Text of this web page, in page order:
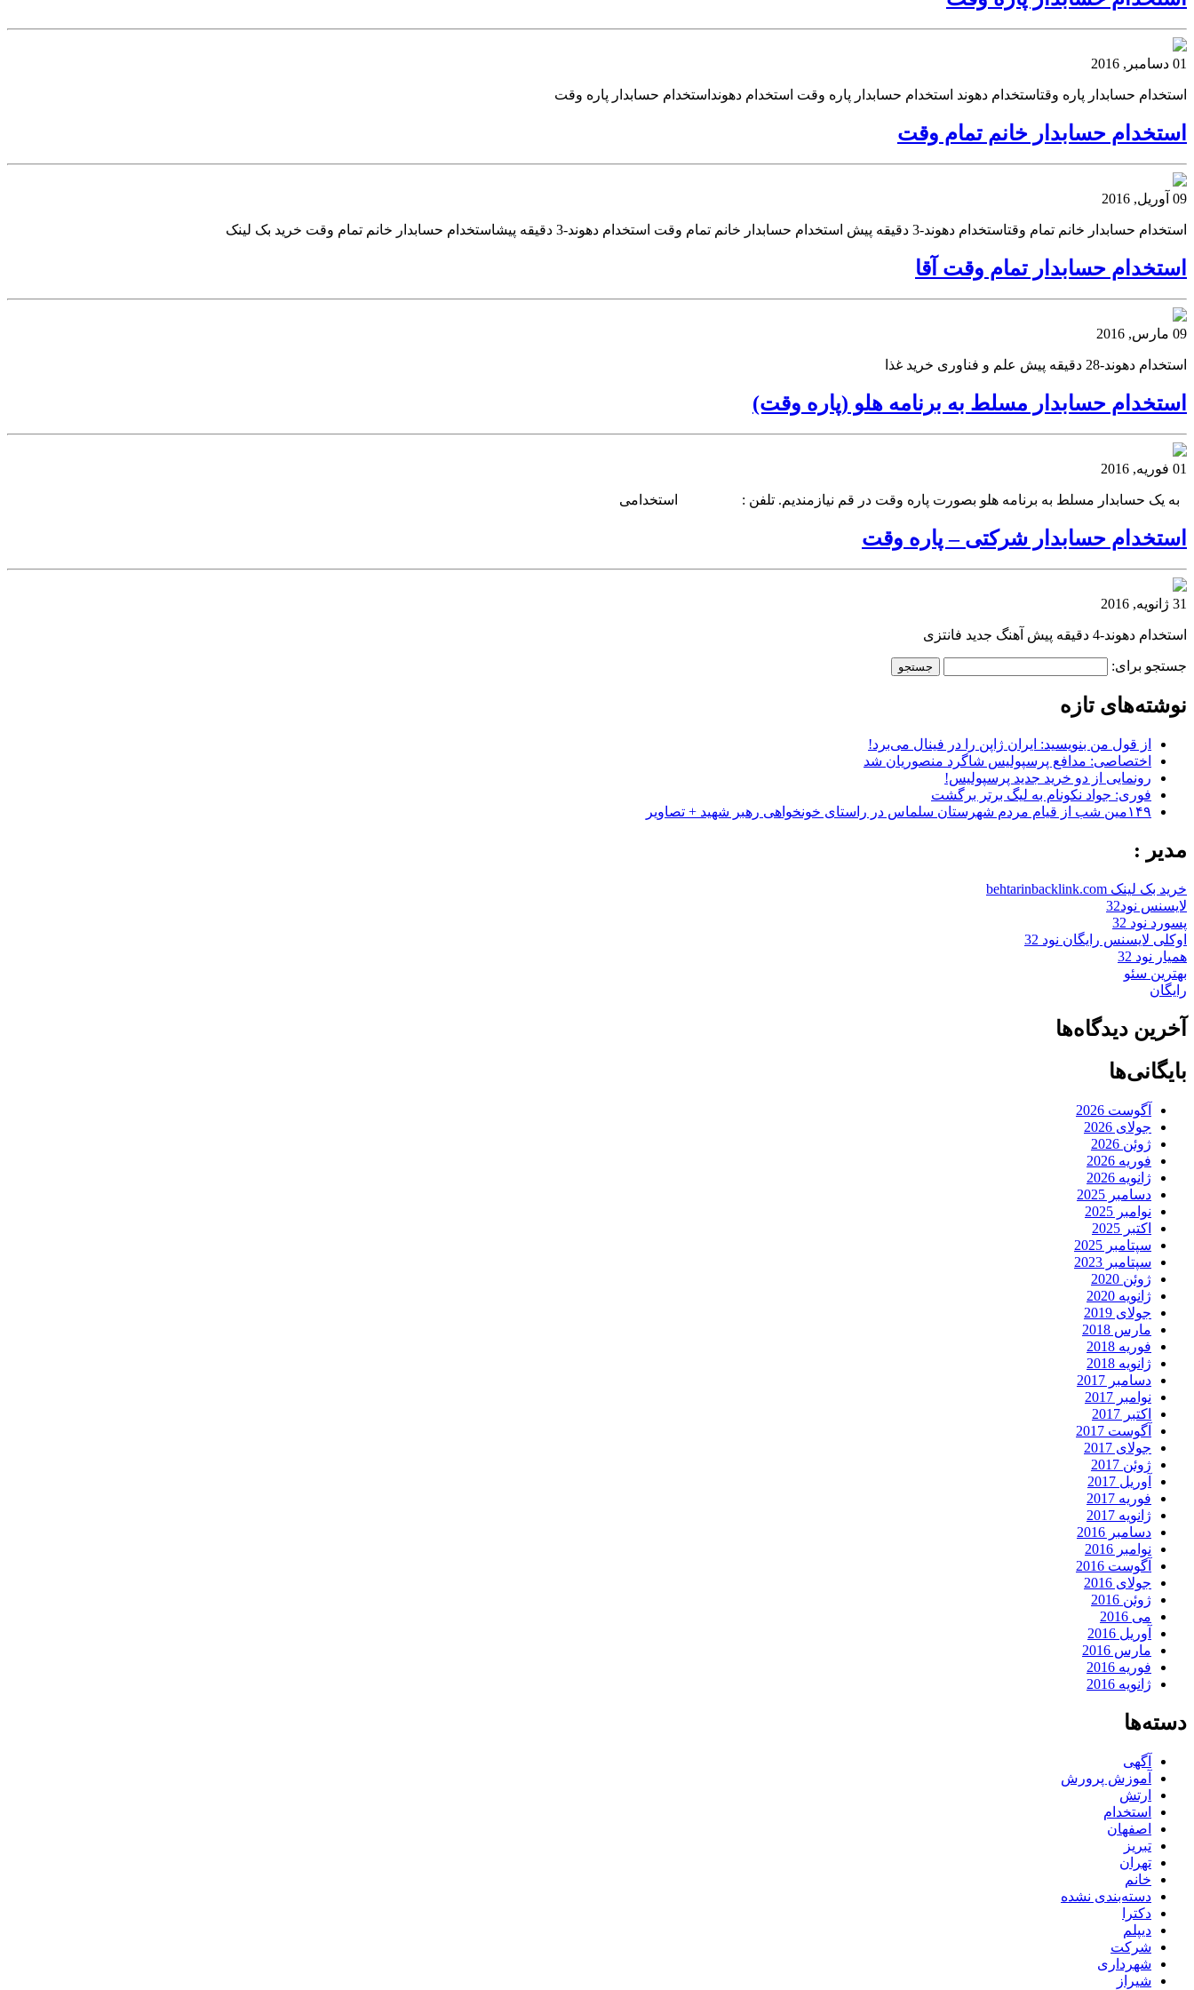
01 دسامبر, 2016
استخدام حسابدار پاره وقتاستخدام دهوند استخدام حسابدار پاره وقت استخدام دهونداستخدام حسابدار پاره وقت
استخدام حسابدار خانم تمام وقت
09 آوریل, 2016
استخدام حسابدار خانم تمام وقتاستخدام دهوند-3 دقیقه پیش استخدام حسابدار خانم تمام وقت استخدام دهوند-3 دقیقه پیشاستخدام حسابدار خانم تمام وقت خرید بک لینک
استخدام حسابدار تمام وقت آقا
09 مارس, 2016
استخدام دهوند-28 دقیقه پیش علم و فناوری خرید غذا
استخدام حسابدار مسلط به برنامه هلو (پاره وقت)
01 فوریه, 2016
به یک حسابدار مسلط به برنامه هلو بصورت پاره وقت در قم نیازمندیم. تلفن : استخدامی
استخدام حسابدار شرکتی – پاره وقت
31 ژانویه, 2016
استخدام دهوند-4 دقیقه پیش آهنگ جدید فانتزی
جستجو برای:
نوشته‌های تازه
از قول من بنویسید: ایران ژاپن را در فینال می‌برد!
اختصاصی: مدافع پرسپولیس شاگرد منصوریان شد
رونمایی از دو خرید جدید پرسپولیس!
فوری: جواد نکونام به لیگ برتر برگشت
۱۴۹مین شب از قیام مردم شهرستان سلماس در راستای خونخواهی رهبر شهید + تصاویر
مدیر :
خرید بک لینک behtarinbacklink.com
لایسنس نود32
پسورد نود 32
اوکلی لایسنس رایگان نود 32
همیار نود 32
بهترین سئو
رایگان
آخرین دیدگاه‌ها
بایگانی‌ها
آگوست 2026
جولای 2026
ژوئن 2026
فوریه 2026
ژانویه 2026
دسامبر 2025
نوامبر 2025
اکتبر 2025
سپتامبر 2025
سپتامبر 2023
ژوئن 2020
ژانویه 2020
جولای 2019
مارس 2018
فوریه 2018
ژانویه 2018
دسامبر 2017
نوامبر 2017
اکتبر 2017
آگوست 2017
جولای 2017
ژوئن 2017
آوریل 2017
فوریه 2017
ژانویه 2017
دسامبر 2016
نوامبر 2016
آگوست 2016
جولای 2016
ژوئن 2016
می 2016
آوریل 2016
مارس 2016
فوریه 2016
ژانویه 2016
دسته‌ها
آگهی
آموزش پرورش
ارتش
استخدام
اصفهان
تبریز
تهران
خانم
دسته‌بندی نشده
دکترا
دیپلم
شرکت
شهرداری
شیراز